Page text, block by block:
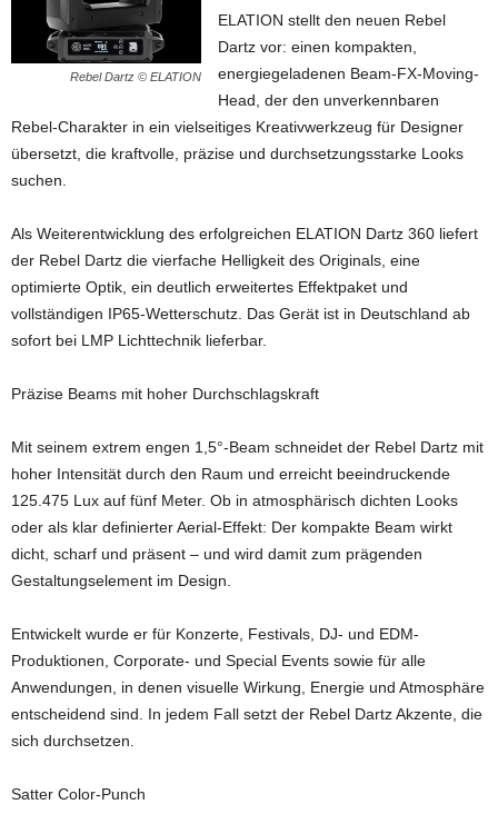
Rebel Dartz © ELATION
ELATION stellt den neuen Rebel
Dartz vor: einen kompakten,
energiegeladenen Beam-FX-Moving-
Head, der den unverkennbaren
Rebel-Charakter in ein vielseitiges Kreativwerkzeug für Designer
übersetzt, die kraftvolle, präzise und durchsetzungsstarke Looks
suchen.
Als Weiterentwicklung des erfolgreichen ELATION Dartz 360 liefert
der Rebel Dartz die vierfache Helligkeit des Originals, eine
optimierte Optik, ein deutlich erweitertes Effektpaket und
vollständigen IP65-Wetterschutz. Das Gerät ist in Deutschland ab
sofort bei LMP Lichttechnik lieferbar.
Präzise Beams mit hoher Durchschlagskraft
Mit seinem extrem engen 1,5°-Beam schneidet der Rebel Dartz mit
hoher Intensität durch den Raum und erreicht beeindruckende
125.475 Lux auf fünf Meter. Ob in atmosphärisch dichten Looks
oder als klar definierter Aerial-Effekt: Der kompakte Beam wirkt
dicht, scharf und präsent – und wird damit zum prägenden
Gestaltungselement im Design.
Entwickelt wurde er für Konzerte, Festivals, DJ- und EDM-
Produktionen, Corporate- und Special Events sowie für alle
Anwendungen, in denen visuelle Wirkung, Energie und Atmosphäre
entscheidend sind. In jedem Fall setzt der Rebel Dartz Akzente, die
sich durchsetzen.
Satter Color-Punch